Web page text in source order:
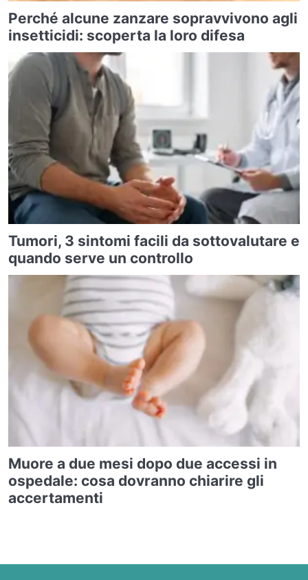
Perché alcune zanzare sopravvivono agli
insetticidi: scoperta la loro difesa
Tumori, 3 sintomi facili da sottovalutare e
quando serve un controllo
Muore a due mesi dopo due accessi in
ospedale: cosa dovranno chiarire gli
accertamenti